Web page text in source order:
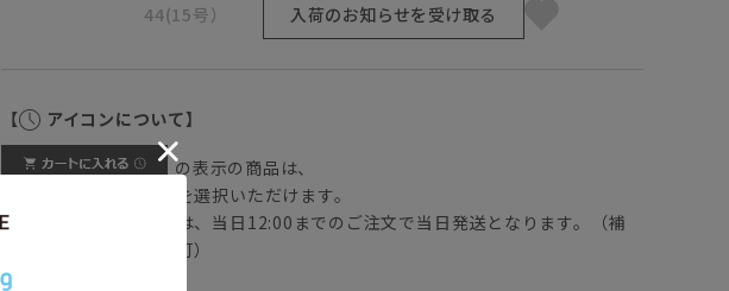
44(15号） 入荷のお知らせを受け取る
【 アイコンについて】
の表示の商品は、
注文画面でお急ぎ発送を選択いただけます。
さらにメルマガ会員様は、当日12:00までのご注文で当日発送となります。（補
正商品の場合は対応不可）
詳しくはこちら